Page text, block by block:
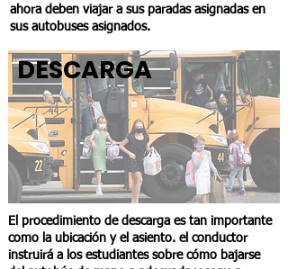
ahora deben viajar a sus paradas asignadas en
sus autobuses asignados.
DESCARGA
El procedimiento de descarga es tan importante
como la ubicación y el asiento. el conductor
instruirá a los estudiantes sobre cómo bajarse